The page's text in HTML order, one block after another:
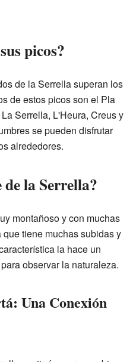
picos?
de la Serrella superan los
de estos picos son el Pla
Serrella, L'Heura, Creus y
se pueden disfrutar
alrededores.
de la Serrella?
montañoso y con muchas
tiene muchas subidas y
la hace un
observar la naturaleza.
Una Conexión